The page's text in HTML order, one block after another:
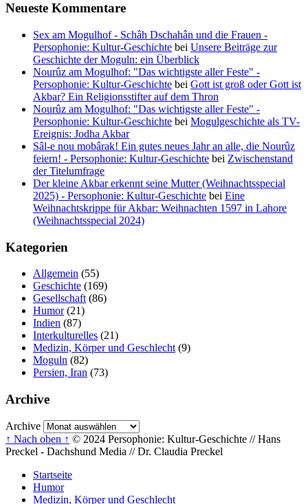
Neueste Kommentare
Sex am Mogulhof - Schâh Dschahân und die Frauen -
Persophonie: Kultur-Geschichte bei Unsere Beiträge zur
Geschichte der Moguln: ein Überblick
Nourûz am Mogulhof: "Das wichtigste aller Feste" -
Persophonie: Kultur-Geschichte bei Gott ist groß oder Gott ist
Akbar? Ein Religionsstifter auf dem Thron
Nourûz am Mogulhof: "Das wichtigste aller Feste" -
Persophonie: Kultur-Geschichte bei Mogulgeschichte als TV-
Ereignis: Jodha Akbar
Sâl-e nou mobârak! Ein gutes neues Jahr an alle, die Nourûz
feiern! - Persophonie: Kultur-Geschichte bei Zwischenstand
der Titelumfrage
Der kleine Akbar erkennt seine Mutter (Weihnachtsspecial
2025) - Persophonie: Kultur-Geschichte bei Eine
Weihnachtskrippe für Akbar: Weihnachten 1597 in Lahore
(Weihnachtsspecial 2024)
Kategorien
Allgemein (55)
Geschichte (169)
Gesellschaft (86)
Humor(21)
Indien (87)
Interkulturelles (21)
Medizin, Körper und Geschlecht (9)
Moguln (82)
Persien, Iran (73)
Archive
Archive
↑ Nach oben ↑ © 2024 Persophonie: Kultur-Geschichte // Hans
Preckel - Dachshund Media // Dr. Claudia Preckel
Startseite
Humor
Medizin, Körper und Geschlecht